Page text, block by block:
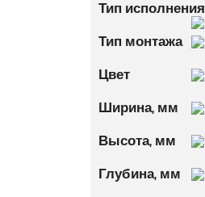
Тип исполнения
Тип монтажа
Цвет
Ширина, мм
Высота, мм
Глубина, мм